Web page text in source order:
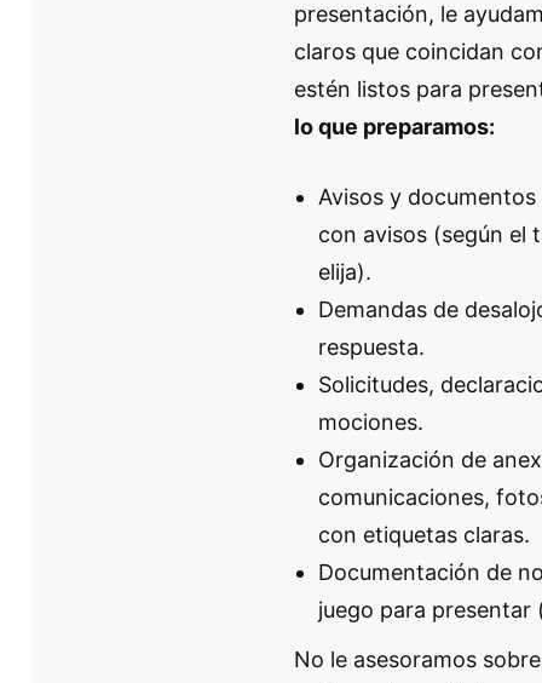
presentación, le
claros que coincidan
estén listos para
lo que preparamos:
Avisos y
con avisos (según el
elija).
Demandas de
respuesta.
Solicitudes,
mociones.
Organización de
comunicaciones,
con etiquetas claras.
Documentación de
juego para presentar
No le asesoramos